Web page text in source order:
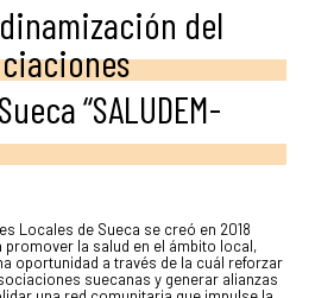
del
“SALUDEM-
Locales de Sueca se creó en 2018
la salud en el ámbito local,
oportunidad a través de la cuál reforzar
suecanas y generar alianzas